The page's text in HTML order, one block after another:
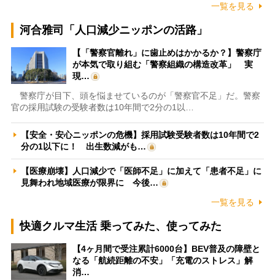
一覧を見る
河合雅司「人口減少ニッポンの活路」
【「警察官離れ」に歯止めはかかるか？】警察庁
が本気で取り組む「警察組織の構造改革」 実
現…
警察庁が目下、頭を悩ませているのが「警察官不足」だ。警察
官の採用試験の受験者数は10年間で2分の1以…
【安全・安心ニッポンの危機】採用試験受験者数は10年間で2
分の1以下に！ 出生数減がも…
【医療崩壊】人口減少で「医師不足」に加えて「患者不足」に
見舞われ地域医療が限界に 今後…
一覧を見る
快適クルマ生活 乗ってみた、使ってみた
【4ヶ月間で受注累計6000台】BEV普及の障壁と
なる「航続距離の不安」「充電のストレス」解
消…